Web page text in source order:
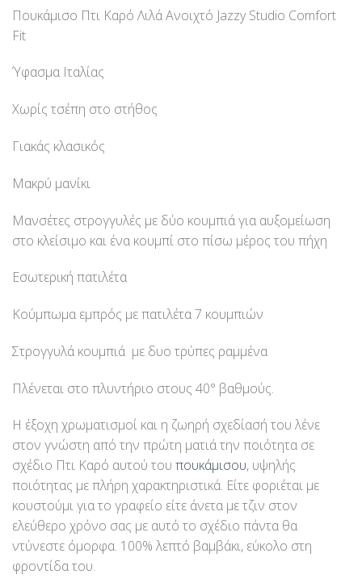
Πουκάμισο Πτι Καρό Λιλά Ανοιχτό Jazzy Studio Comfort
Fit
Ύφασμα Ιταλίας
Χωρίς τσέπη στο στήθος
Γιακάς κλασικός
Μακρύ μανίκι
Μανσέτες στρογγυλές με δύο κουμπιά για αυξομείωση
στο κλείσιμο και ένα κουμπί στο πίσω μέρος του πήχη
Εσωτερική πατιλέτα
Κούμπωμα εμπρός με πατιλέτα 7 κουμπιών
Στρογγυλά κουμπιά με δυο τρύπες ραμμένα
Πλένεται στο πλυντήριο στους 40° βαθμούς.
Η έξοχη χρωματισμοί και η ζωηρή σχεδίασή του λένε
στον γνώστη από την πρώτη ματιά την ποιότητα σε
σχέδιο Πτι Καρό αυτού του πουκάμισου, υψηλής
ποιότητας με πλήρη χαρακτηριστικά. Είτε φοριέται με
κουστούμι για το γραφείο είτε άνετα με τζιν στον
ελεύθερο χρόνο σας με αυτό το σχέδιο πάντα θα
ντύνεστε όμορφα. 100% λεπτό βαμβάκι, εύκολο στη
φροντίδα του.